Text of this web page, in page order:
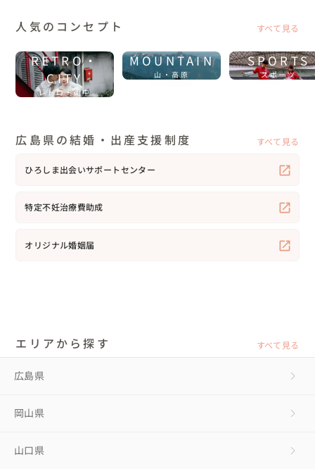
人気のコンセプト すべて見る
RETRO・
CITY
レトロ・街中
MOUNTAIN
山・高原
SPORTS
スポーツ
広島県の結婚・出産支援制度 すべて見る
ひろしま出会いサポートセンター
特定不妊治療費助成
オリジナル婚姻届
エリアから探す すべて見る
広島県
岡山県
山口県